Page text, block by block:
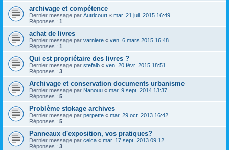
archivage et compétence
Dernier message par Autricourt « mar. 21 juil. 2015 16:49
Réponses : 1
achat de livres
Dernier message par varniere « ven. 6 mars 2015 16:48
Réponses : 1
Qui est propriétaire des livres ?
Dernier message par stefalb « ven. 20 févr. 2015 18:51
Réponses : 3
Archivage et conservation documents urbanisme
Dernier message par Nanouu « mar. 9 sept. 2014 13:37
Réponses : 5
Problème stokage archives
Dernier message par perpette « mar. 29 oct. 2013 16:42
Réponses : 5
Panneaux d'exposition, vos pratiques?
Dernier message par celca « mar. 17 sept. 2013 09:12
Réponses : 3